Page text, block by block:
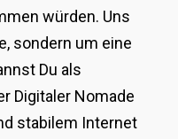
würden. Uns
sondern um eine
Du als
Digitaler Nomade
stabilem Internet